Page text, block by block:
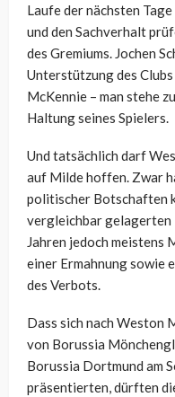
Laufe der nächsten
und den Sachverhalt
des Gremiums. Jochen
Unterstützung des
McKennie – man stehe
Haltung seines Spielers.
Und tatsächlich darf
auf Milde hoffen. Zwar
politischer Botschaften
vergleichbar gelagerten
Jahren jedoch meistens
einer Ermahnung sowie
des Verbots.
Dass sich nach Weston
von Borussia
Borussia Dortmund am
präsentierten, dürften